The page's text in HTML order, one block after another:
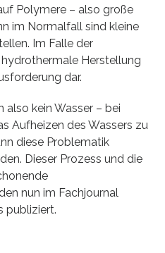
Polymere – also große
im Normalfall sind kleine
Im Falle der
Herstellung
dar.
also kein Wasser – bei
Aufheizen des Wassers zu
diese Problematik
Dieser Prozess und die
nun im Fachjournal
publiziert.